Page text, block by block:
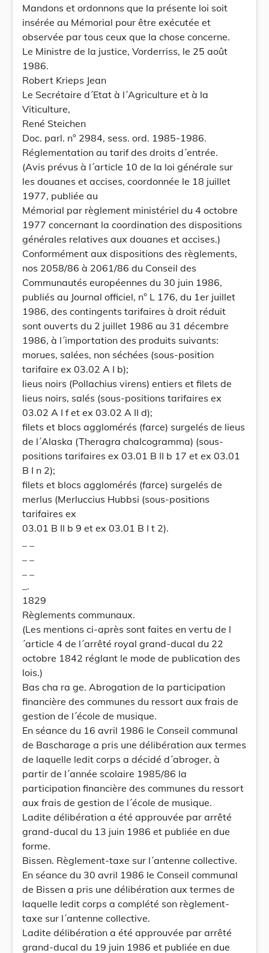
Mandons et ordonnons que la présente loi soit
insérée au Mémorial pour être exécutée et
observée par tous ceux que la chose concerne.
Le Ministre de la justice, Vorderriss, le 25 août
1986.
Robert Krieps Jean
Le Secrétaire d´Etat à l´Agriculture et à la
Viticulture,
René Steichen
Doc. parl. n° 2984, sess. ord. 1985-1986.
Réglementation au tarif des droits d´entrée.
(Avis prévus à l´article 10 de la loi générale sur
les douanes et accises, coordonnée le 18 juillet
1977, publiée au
Mémorial par règlement ministériel du 4 octobre
1977 concernant la coordination des dispositions
générales relatives aux douanes et accises.)
Conformément aux dispositions des règlements,
nos 2058/86 à 2061/86 du Conseil des
Communautés européennes du 30 juin 1986,
publiés au Journal officiel, n° L 176, du 1er juillet
1986, des contingents tarifaires à droit réduit
sont ouverts du 2 juillet 1986 au 31 décembre
1986, à l´importation des produits suivants:
morues, salées, non séchées (sous-position
tarifaire ex 03.02 A I b);
lieus noirs (Pollachius virens) entiers et filets de
lieus noirs, salés (sous-positions tarifaires ex
03.02 A I f et ex 03.02 A II d);
filets et blocs agglomérés (farce) surgelés de lieus
de l´Alaska (Theragra chalcogramma) (sous-
positions tarifaires ex 03.01 B II b 17 et ex 03.01
B I n 2);
filets et blocs agglomérés (farce) surgelés de
merlus (Merluccius Hubbsi (sous-positions
tarifaires ex
03.01 B II b 9 et ex 03.01 B I t 2).
_.
1829
Règlements communaux.
(Les mentions ci-après sont faites en vertu de l
´article 4 de l´arrêté royal grand-ducal du 22
octobre 1842 réglant le mode de publication des
lois.)
Bas cha ra ge. Abrogation de la participation
financière des communes du ressort aux frais de
gestion de l´école de musique.
En séance du 16 avril 1986 le Conseil communal
de Bascharage a pris une délibération aux termes
de laquelle ledit corps a décidé d´abroger, à
partir de l´année scolaire 1985/86 la
participation financière des communes du ressort
aux frais de gestion de l´école de musique.
Ladite délibération a été approuvée par arrêté
grand-ducal du 13 juin 1986 et publiée en due
forme.
Bissen. Règlement-taxe sur l´antenne collective.
En séance du 30 avril 1986 le Conseil communal
de Bissen a pris une délibération aux termes de
laquelle ledit corps a complété son règlement-
taxe sur l´antenne collective.
Ladite délibération a été approuvée par arrêté
grand-ducal du 19 juin 1986 et publiée en due